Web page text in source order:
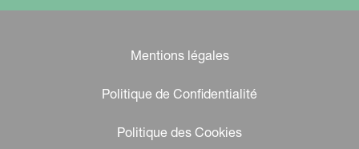
Mentions légales
Politique de Confidentialité
Politique des Cookies